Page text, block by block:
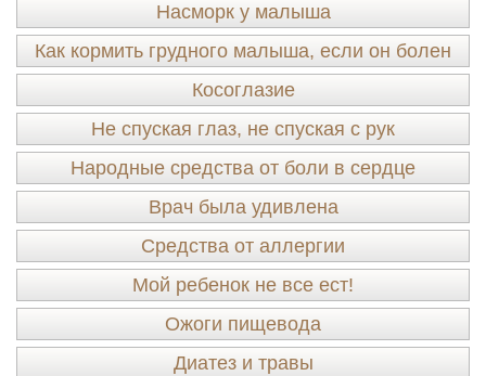
Насморк у малыша
Как кормить грудного малыша, если он болен
Косоглазие
Не спуская глаз, не спуская с рук
Народные средства от боли в сердце
Врач была удивлена
Средства от аллергии
Мой ребенок не все ест!
Ожоги пищевода
Диатез и травы